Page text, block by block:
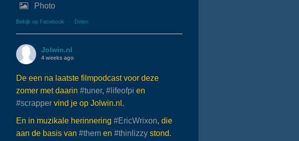
Photo
Bekijk op Facebook · Delen
Jolwin.nl
4 weeks ago
De een na laatste filmpodcast voor deze
zomer met daarin #tuner, #lifeofpi en
#scrapper vind je op Jolwin.nl.
En in muzikale herinnering #EricWrixon, die
aan de basis van #them en #thinlizzy stond.